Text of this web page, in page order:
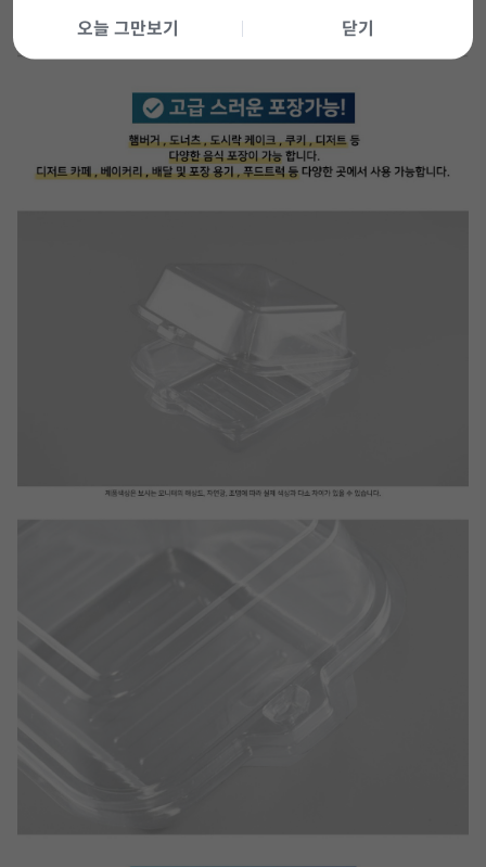
오늘 그만보기 닫기